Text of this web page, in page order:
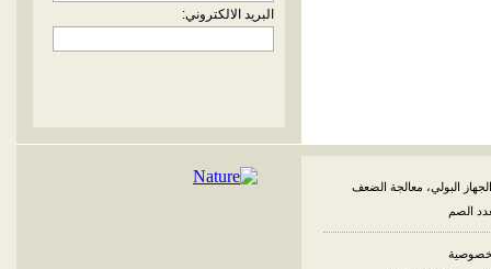
البريد الالكتروني:
البولي، معالجة الضعف
الصم